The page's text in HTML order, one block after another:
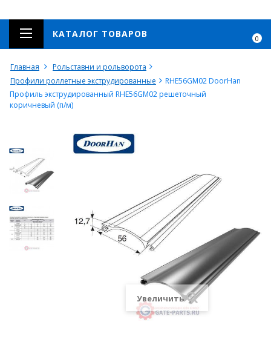
0
КАТАЛОГ ТОВАРОВ
Главная
Рольставни и рольворота
Профили роллетные экструдированные
RHE56GM02 DoorHan
Профиль экструдированный RHE56GM02 решеточный
коричневый (п/м)
Увеличить